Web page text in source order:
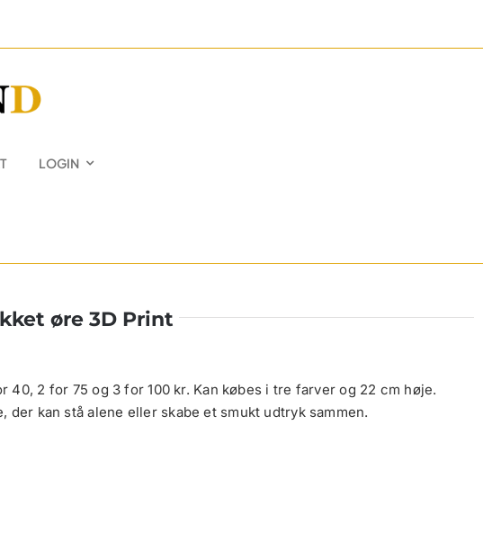
LOGIN
øre 3D Print
40, 2 for 75 og 3 for 100 kr. Kan købes i tre farver og 22 cm høje.
der kan stå alene eller skabe et smukt udtryk sammen.